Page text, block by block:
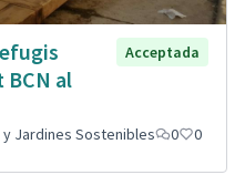
al
Acceptada
y Jardines Sostenibles 0 0